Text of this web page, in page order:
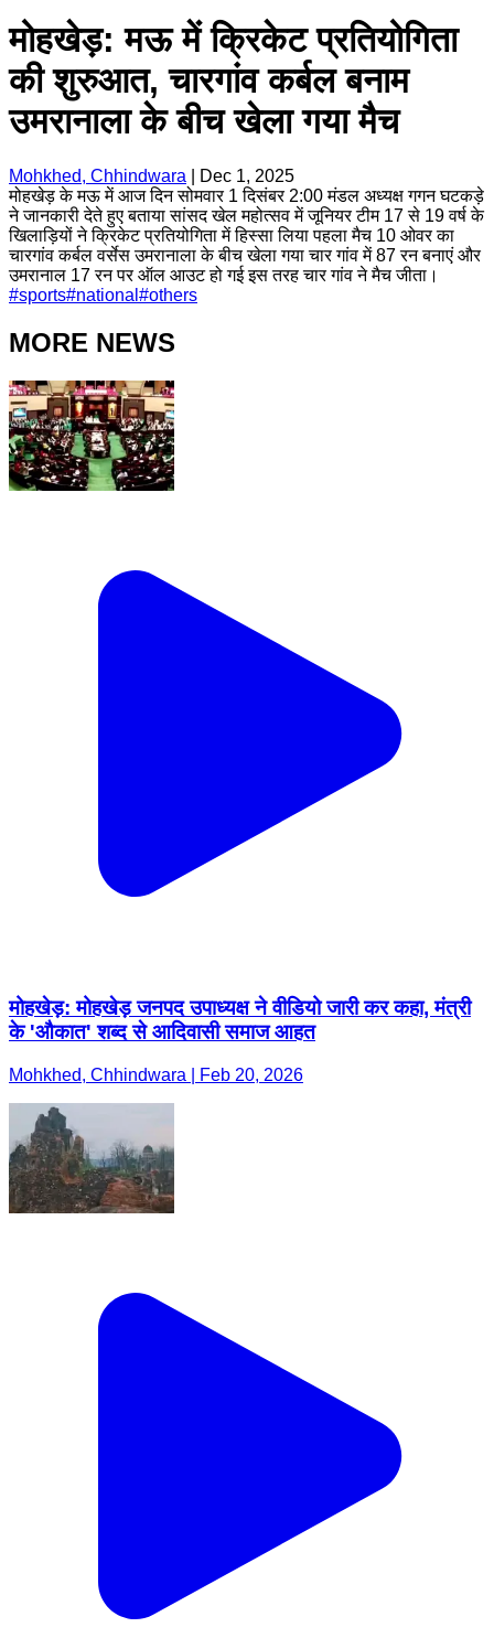
मोहखेड़: मऊ में क्रिकेट प्रतियोगिता
की शुरुआत, चारगांव कर्बल बनाम
उमरानाला के बीच खेला गया मैच
Mohkhed, Chhindwara
Dec 1, 2025
मोहखेड़ के मऊ में आज दिन सोमवार 1 दिसंबर 2:00 मंडल अध्यक्ष गगन घटकड़े
ने जानकारी देते हुए बताया सांसद खेल महोत्सव में जूनियर टीम 17 से 19 वर्ष के
खिलाड़ियों ने क्रिकेट प्रतियोगिता में हिस्सा लिया पहला मैच 10 ओवर का
चारगांव कर्बल वर्सेस उमरानाला के बीच खेला गया चार गांव में 87 रन बनाएं और
उमरानाल 17 रन पर ऑल आउट हो गई इस तरह चार गांव ने मैच जीता।
#sports#national #others
MORE NEWS
मोहखेड़: मोहखेड़ जनपद उपाध्यक्ष ने वीडियो जारी कर कहा, मंत्री
के 'औकात' शब्द से आदिवासी समाज आहत
Mohkhed, Chhindwara | Feb 20, 2026